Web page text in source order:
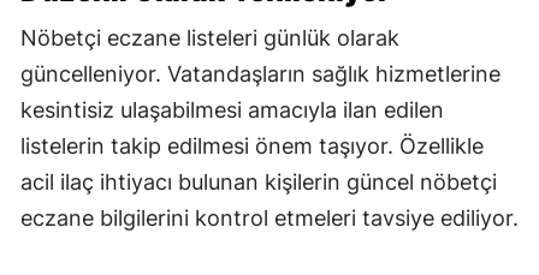
Nöbetçi eczane listeleri günlük olarak
güncelleniyor. Vatandaşların sağlık hizmetlerine
kesintisiz ulaşabilmesi amacıyla ilan edilen
listelerin takip edilmesi önem taşıyor. Özellikle
acil ilaç ihtiyacı bulunan kişilerin güncel nöbetçi
eczane bilgilerini kontrol etmeleri tavsiye ediliyor.